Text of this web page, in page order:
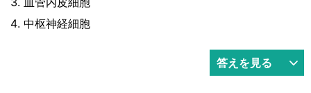
中枢神経細胞
答えを見る